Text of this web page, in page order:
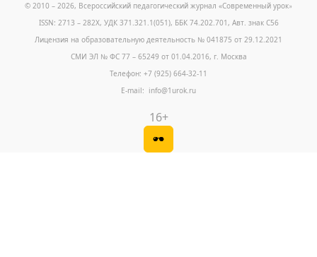
© 2010 – 2026, Всероссийский педагогический журнал «Современный урок»
ISSN: 2713 – 282X, УДК 371.321.1(051), ББК 74.202.701, Авт. знак С56
Лицензия на образовательную деятельность № 041875 от 29.12.2021
СМИ ЭЛ № ФС 77 – 65249 от 01.04.2016, г. Москва
Телефон: +7 (925) 664-32-11
E-mail: info@1urok.ru
16+